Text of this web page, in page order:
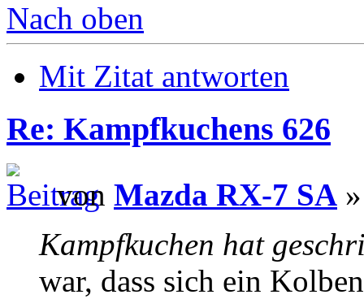
Nach oben
Mit Zitat antworten
Re: Kampfkuchens 626
von Mazda RX-7 SA
Kampfkuchen hat
war, dass sich ein